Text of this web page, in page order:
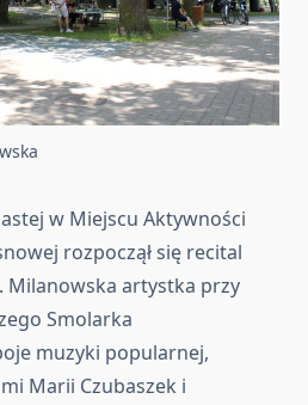
w Miejscu Aktywności
rozpoczął się recital
Milanowska artystka przy
Smolarka
muzyki popularnej,
Marii Czubaszek i